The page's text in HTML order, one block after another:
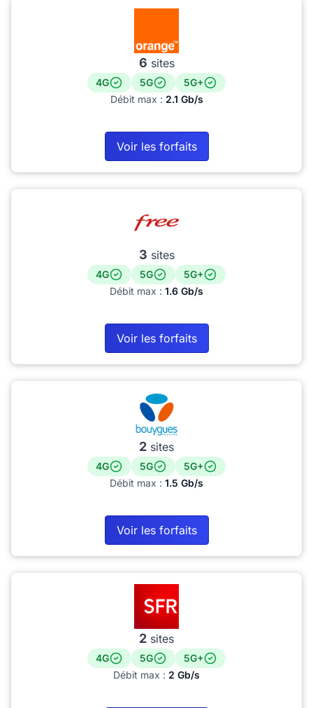
6 sites
4G 5G
5G+
Débit max : 2.1 Gb/s
Voir les forfaits
3 sites
4G 5G
5G+
Débit max : 1.6 Gb/s
Voir les forfaits
2 sites
4G 5G
5G+
Débit max : 1.5 Gb/s
Voir les forfaits
2 sites
4G 5G
5G+
Débit max : 2 Gb/s